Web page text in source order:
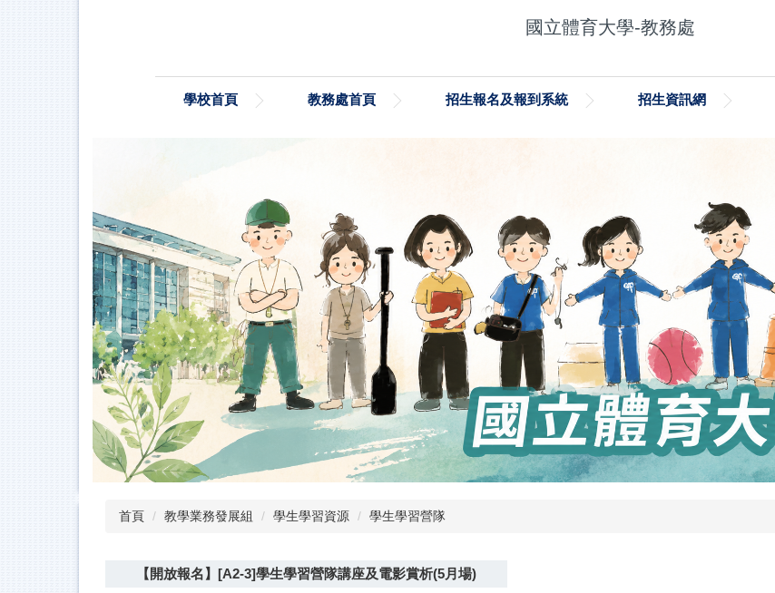
國立體育大學-教務處
學校首頁 教務處首頁 招生報名及報到系統 招生資訊網
首頁 教學業務發展組 學生學習資源 學生學習營隊
【開放報名】[A2-3]學生學習營隊講座及電影賞析(5月場)